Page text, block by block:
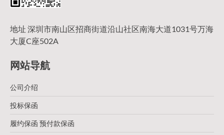
地址 深圳市南山区招商街道沿山社区南海大道1031号万海
大厦C座502A
网站导航
公司介绍
投标保函
履约保函 预付款保函